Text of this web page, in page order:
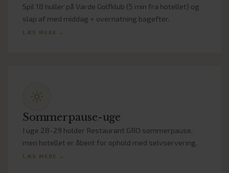
Spil 18 huller på Varde Golfklub (5 min fra hotellet) og
slap af med middag + overnatning bagefter.
LÆS MERE →
Sommerpause-uge
I uge 28-29 holder Restaurant GRO sommerpause,
men hotellet er åbent for ophold med selvservering.
LÆS MERE →